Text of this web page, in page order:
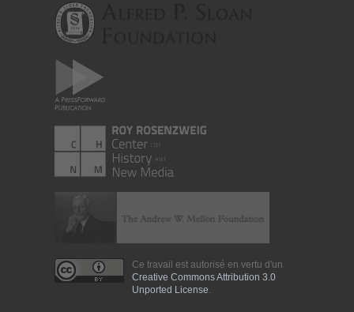
Ce travail est autorisé en vertu d'un
Creative Commons Attribution 3.0
Unported License.